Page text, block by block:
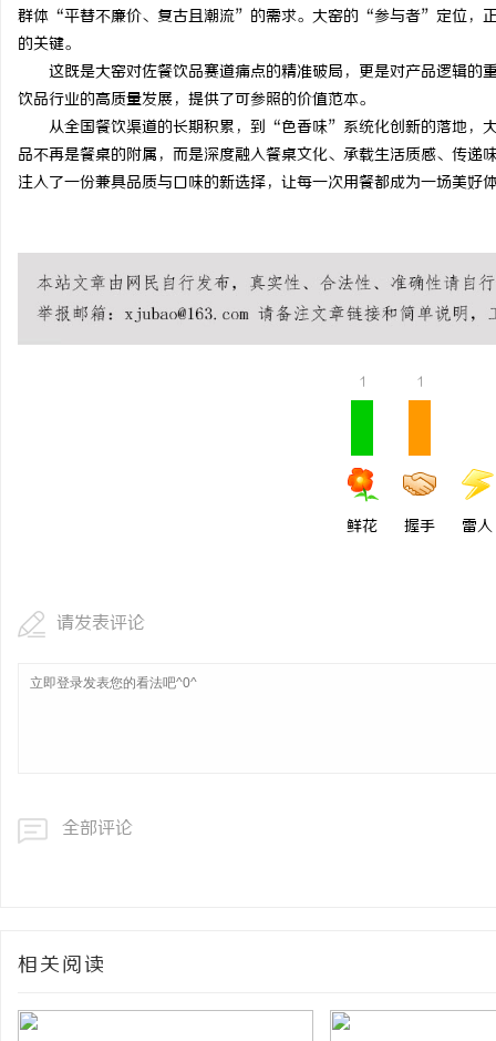
群体“平替不廉价、复古且潮流”的需求。大窑的“参与者”定位，
的关键。
这既是大窑对佐餐饮品赛道痛点的精准破局，更是对产品逻辑
饮品行业的高质量发展，提供了可参照的价值范本。
从全国餐饮渠道的长期积累，到“色香味”系统化创新的落地，
品不再是餐桌的附属，而是深度融入餐桌文化、承载生活质感、传
注入了一份兼具品质与口味的新选择，让每一次用餐都成为一场美好
1
鲜花
1
握手 雷人
请发表评论
全部评论
相关阅读